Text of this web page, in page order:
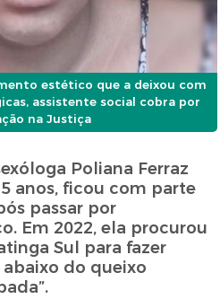
estético que a deixou com
assistente social cobra por
na Justiça
Poliana Ferraz
anos, ficou com parte
passar por
Em 2022, ela procurou
Sul para fazer
do queixo